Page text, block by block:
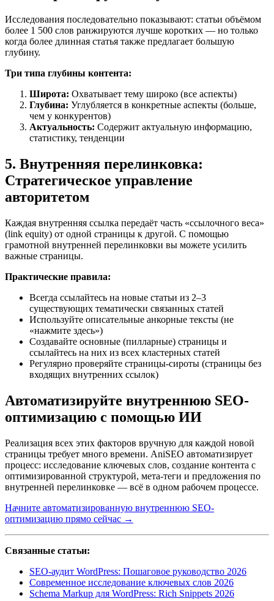
Исследования последовательно показывают: статьи объёмом
более 1 500 слов ранжируются лучше коротких — но только
когда более длинная статья также предлагает большую
глубину.
Три типа глубины контента:
Широта: Охватывает тему широко (все аспекты)
Глубина: Углубляется в конкретные аспекты (больше,
чем у конкурентов)
Актуальность: Содержит актуальную информацию,
статистику, тенденции
5. Внутренняя перелинковка:
Стратегическое управление
авторитетом
Каждая внутренняя ссылка передаёт часть «ссылочного веса»
(link equity) от одной страницы к другой. С помощью
грамотной внутренней перелинковки вы можете усилить
важные страницы.
Практические правила:
Всегда ссылайтесь на новые статьи из 2–3
существующих тематически связанных статей
Используйте описательные анкорные тексты (не
«нажмите здесь»)
Создавайте основные (пилларные) страницы и
ссылайтесь на них из всех кластерных статей
Регулярно проверяйте страницы-сироты (страницы без
входящих внутренних ссылок)
Автоматизируйте внутреннюю SEO-
оптимизацию с помощью ИИ
Реализация всех этих факторов вручную для каждой новой
страницы требует много времени. AniSEO автоматизирует
процесс: исследование ключевых слов, создание контента с
оптимизированной структурой, мета-теги и предложения по
внутренней перелинковке — всё в одном рабочем процессе.
Начните автоматизированную внутреннюю SEO-
оптимизацию прямо сейчас →
Связанные статьи:
SEO-аудит WordPress: Пошаговое руководство 2026
Современное исследование ключевых слов 2026
Schema Markup для WordPress: Rich Snippets 2026